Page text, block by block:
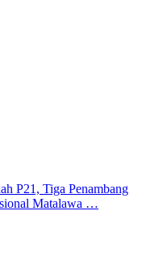
P21, Tiga Penambang
Matalawa …